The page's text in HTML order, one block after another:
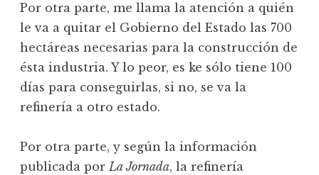
Por otra parte, me llama la atención a quién
le va a quitar el Gobierno del Estado las 700
hectáreas necesarias para la construcción de
ésta industria. Y lo peor, es ke sólo tiene 100
días para conseguirlas, si no, se va la
refinería a otro estado.
Por otra parte, y según la información
publicada porLa Jornada, la refinería